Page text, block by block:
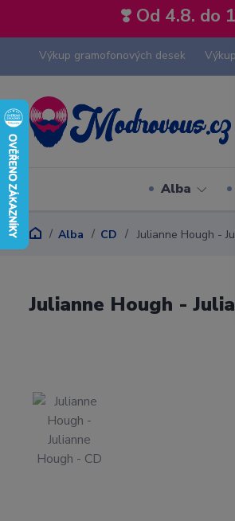
❣️ Od 4.8. do
Výkup gramofonových desek
Alba
Alba CD Julianne Hough -
Julianne Hough -